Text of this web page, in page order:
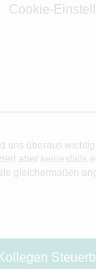
Cookie-
überaus
aber keinesfalls
gleichermaßen